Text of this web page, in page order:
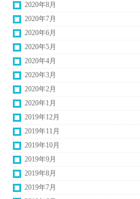
2020年8月
2020年7月
2020年6月
2020年5月
2020年4月
2020年3月
2020年2月
2020年1月
2019年12月
2019年11月
2019年10月
2019年9月
2019年8月
2019年7月